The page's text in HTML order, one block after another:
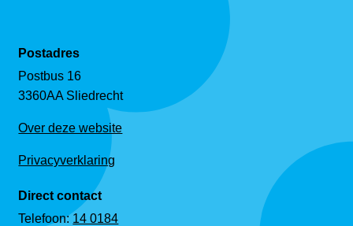
Postadres
Postbus 16
3360AA Sliedrecht
Over deze website
Privacyverklaring
Direct contact
Telefoon:14 0184